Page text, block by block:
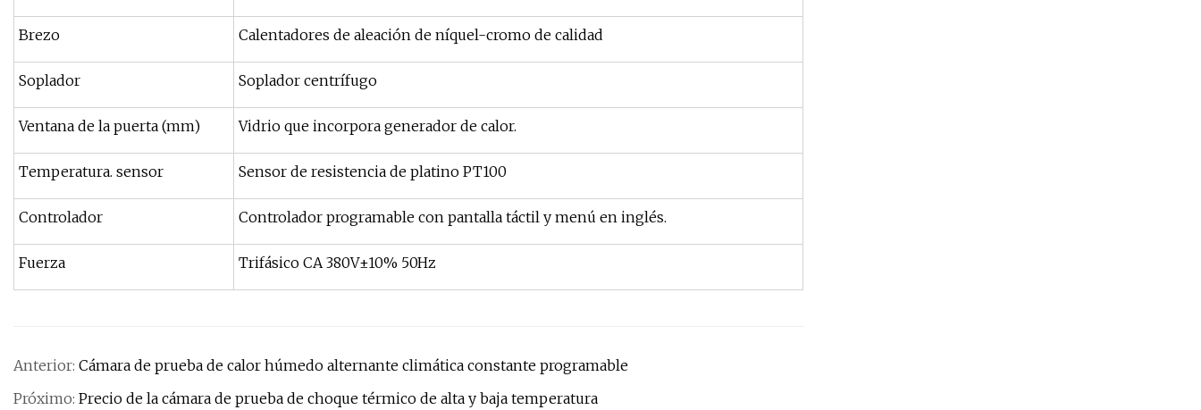
Brezo Calentadores de aleación de níquel-cromo de calidad
Soplador Soplador centrífugo
Ventana de la puerta (mm) Vidrio que incorpora generador de calor.
Temperatura. sensor Sensor de resistencia de platino PT100
Controlador Controlador programable con pantalla táctil y menú en inglés.
Fuerza Trifásico CA 380V±10% 50Hz
Anterior: Cámara de prueba de calor húmedo alternante climática constante programable
Próximo: Precio de la cámara de prueba de choque térmico de alta y baja temperatura